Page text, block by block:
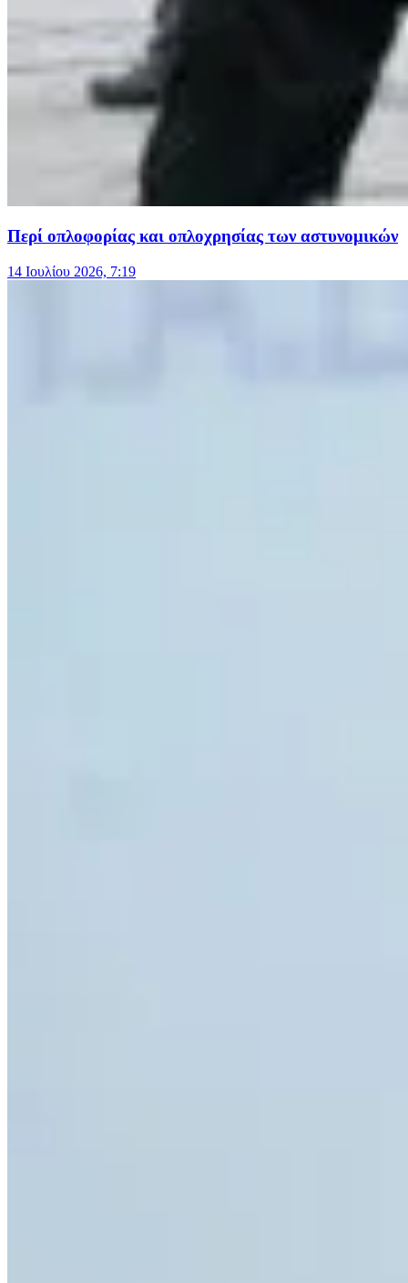
Περί οπλοφορίας και οπλοχρησίας των αστυνομικών
14 Ιουλίου 2026, 7:19